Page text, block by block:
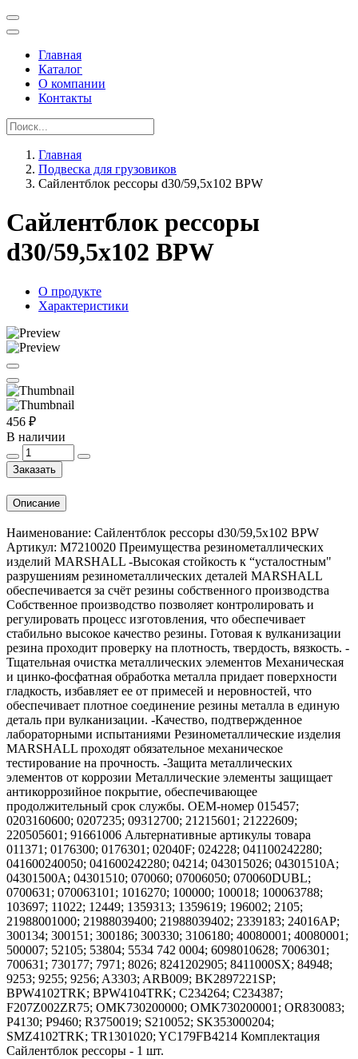
Главная
Каталог
О компании
Контакты
Главная
Подвеска для грузовиков
Сайлентблок рессоры d30/59,5x102 BPW
Сайлентблок рессоры
d30/59,5x102 BPW
О продукте
Характеристики
456 ₽
В наличии
Заказать
Описание
Наименование: Сайлентблок рессоры d30/59,5x102 BPW
Артикул: M7210020 Преимущества резинометаллических
изделий MARSHALL -Высокая стойкость к “усталостным"
разрушениям резинометаллических деталей MARSHALL
обеспечивается за счёт резины собственного производства
Собственное производство позволяет контролировать и
регулировать процесс изготовления, что обеспечивает
стабильно высокое качество резины. Готовая к вулканизации
резина проходит проверку на плотность, твердость, вязкость. -
Тщательная очистка металлических элементов Механическая
и цинко-фосфатная обработка металла придает поверхности
гладкость, избавляет ее от примесей и неровностей, что
обеспечивает плотное соединение резины металла в единую
деталь при вулканизации. -Качество, подтвержденное
лабораторными испытаниями Резинометаллические изделия
MARSHALL проходят обязательное механическое
тестирование на прочность. -Защита металлических
элементов от коррозии Металлические элементы защищает
антикоррозийное покрытие, обеспечивающее
продолжительный срок службы. OEM-номер 015457;
0203160600; 0207235; 09312700; 21215601; 21222609;
220505601; 91661006 Альтернативные артикулы товара
011371; 0176300; 0176301; 02040F; 024228; 041100242280;
041600240050; 041600242280; 04214; 043015026; 04301510A;
04301500A; 04301510; 070060; 07006050; 070060DUBL;
0700631; 070063101; 1016270; 100000; 100018; 100063788;
103697; 11022; 12449; 1359313; 1359619; 196002; 2105;
21988001000; 21988039400; 21988039402; 2339183; 24016AP;
300134; 300151; 300186; 300330; 3106180; 40080001; 40080001;
500007; 52105; 53804; 5534 742 0004; 6098010628; 7006301;
700631; 730177; 7971; 8026; 8241202905; 8411000SX; 84948;
9253; 9255; 9256; A3303; ARB009; BK2897221SP;
BPW4102TRK; BPW4104TRK; C234264; C234387;
F207Z002ZR75; OMK730200000; OMK730200001; OR830083;
P4130; P9460; R3750019; S210052; SK353000204;
SMZ4102TRK; TR1301020; YC179FB4214 Комплектация
Сайлентблок рессоры - 1 шт.